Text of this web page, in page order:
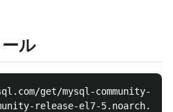
ル
get/mysql-community-
release-el7-5.noarch.rpm